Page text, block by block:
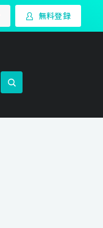
無料登録